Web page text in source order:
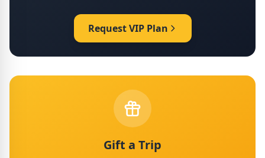
Request VIP Plan
Gift a Trip